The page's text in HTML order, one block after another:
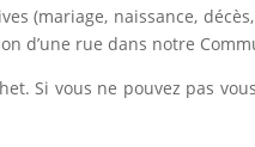
(mariage, naissance,
d’une rue dans notre
Si vous ne pouvez pas